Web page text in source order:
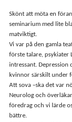
Skönt att möta en
seminarium med lite
matviktigt.
Vi var på den gamla
förste talare, psykiater
intressant. Depression
kvinnor särskilt under
Att sova –ska det var
Neurolog och
föredrag och vi lärde
bättre.